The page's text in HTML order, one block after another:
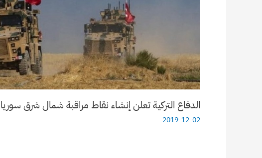
الدفاع التركية تعلن إنشاء نقاط مراقبة شمال شرق سوريا
2019-12-02